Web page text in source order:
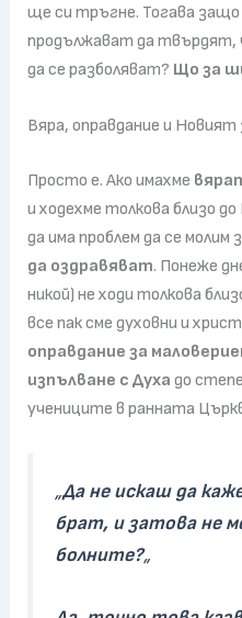
ще си тръгне. Тогава
продължават да твърдят,
да се разболяват? Що за
Вяра, оправдание и
Просто е. Ако имахме
и ходехме толкова близо
да има проблем да се молим
да оздравяват. Понеже
никой) не ходи толкова
все пак сме духовни и
оправдание за
изпълване с Духа до
учениците в ранната
„Да не искаш да
брат, и затова не
болните?„